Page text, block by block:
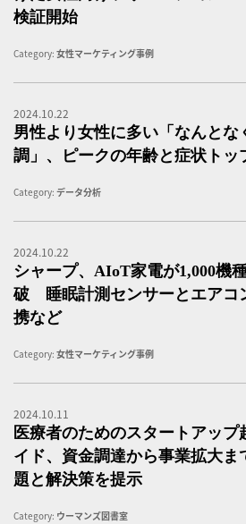
検証開始
Category: 女性マーケティング事例
2024.10.22
男性より女性に多い「なんとな
調」、ピークの年齢と症状トッ
Category: データ分析
2024.10.22
シャープ、AIoT家電が1,000機
破 睡眠計測センサーとエアコ
携など
Category: 女性マーケティング事例
2024.10.11
医療者のためのスタートアップ
イド、資金調達から事業拡大
題と解決策を提示
Category: ウーマンズ図書室